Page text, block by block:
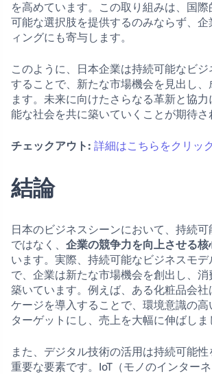
を高めています。この取り組みは、国
可能な選択肢を提供するのみならず、
ィングにも寄与します。
このように、日本企業は持続可能なビ
することで、新たな市場機会を見出し
ます。未来に向けたさらなる革新と協
能な社会を共に築いていくことが期待さ
チェックアウト: 詳細はこちらをクリック
結論
日本のビジネスシーンにおいて、持続
ではなく、 企業の競争力を向上させる核
います。実際、持続可能なビジネスモデ
で、企業は新たな市場機会を創出し、
築いています。例えば、ある化粧品会社
ケージを導入することで、環境意識の
ターゲットにし、売上を大幅に伸ばしま
また、デジタル技術の活用は持続可能
重要な要素です。IoT（モノのインター